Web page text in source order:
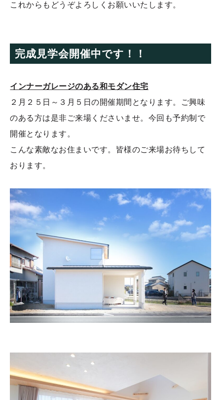
これからもどうぞよろしくお願いいたします。
完成見学会開催中です！！
インナーガレージのある和モダン住宅
２月２５日～３月５日の開催期間となります。ご興味
のある方は是非ご来場くださいませ。今回も予約制で
開催となります。
こんな素敵なお住まいです。皆様のご来場お待ちして
おります。